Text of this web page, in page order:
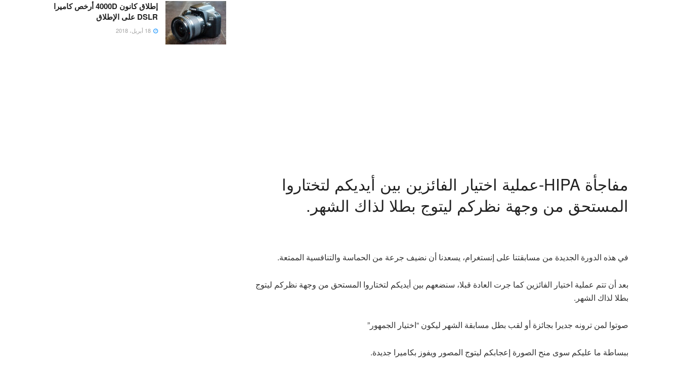
مفاجأة HIPA-عملية اختيار الفائزين بين أيديكم لتختاروا
المستحق من وجهة نظركم ليتوج بطلا لذاك الشهر.
في هذه الدورة الجديدة من مسابقتنا على إنستغرام، يسعدنا أن نضيف جرعة من الحماسة والتنافسية الممتعة.
بعد أن تتم عملية اختيار الفائزين كما جرت العادة قبلا، سنضعهم بين أيديكم لتختاروا المستحق من وجهة نظركم ليتوج
بطلا لذاك الشهر.
صوتوا لمن ترونه جديرا بجائزة أو لقب بطل مسابقة الشهر ليكون “اختيار الجمهور”
ببساطة ما عليكم سوى منح الصورة إعجابكم ليتوج المصور ويفوز بكاميرا جديدة.
إطلاق كانون 4000D أرخص كاميرا
DSLR على الإطلاق